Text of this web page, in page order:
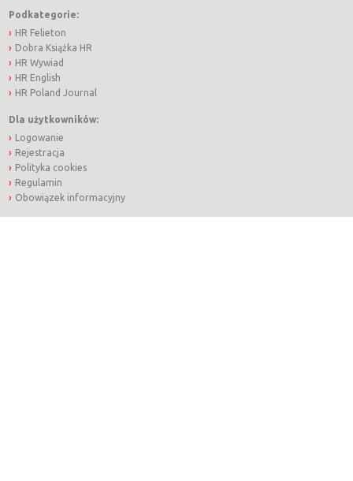
Podkategorie:
HR Felieton
Dobra Książka HR
HR Wywiad
HR English
HR Poland Journal
Dla użytkowników:
Logowanie
Rejestracja
Polityka cookies
Regulamin
Obowiązek informacyjny